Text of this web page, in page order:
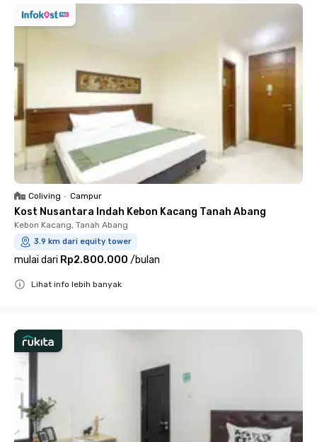
Coliving • Campur
Kost Nusantara Indah Kebon Kacang Tanah Abang
Kebon Kacang, Tanah Abang
3.9 km dari equity tower
mulai dari Rp2.800.000 /bulan
Lihat info lebih banyak